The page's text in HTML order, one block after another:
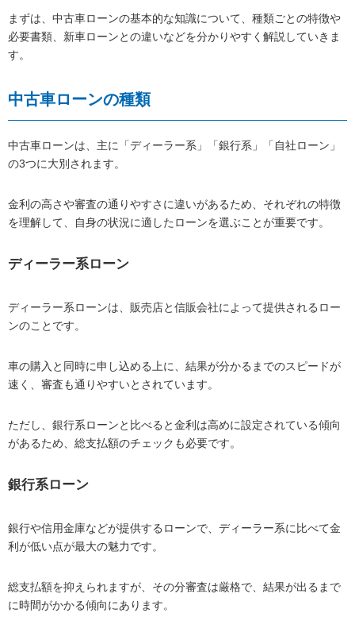
まずは、中古車ローンの基本的な知識について、種類ごとの特徴や
必要書類、新車ローンとの違いなどを分かりやすく解説していきま
す。
中古車ローンの種類
中古車ローンは、主に「ディーラー系」「銀行系」「自社ローン」
の3つに大別されます。
金利の高さや審査の通りやすさに違いがあるため、それぞれの特徴
を理解して、自身の状況に適したローンを選ぶことが重要です。
ディーラー系ローン
ディーラー系ローンは、販売店と信販会社によって提供されるロー
ンのことです。
車の購入と同時に申し込める上に、結果が分かるまでのスピードが
速く、審査も通りやすいとされています。
ただし、銀行系ローンと比べると金利は高めに設定されている傾向
があるため、総支払額のチェックも必要です。
銀行系ローン
銀行や信用金庫などが提供するローンで、ディーラー系に比べて金
利が低い点が最大の魅力です。
総支払額を抑えられますが、その分審査は厳格で、結果が出るまで
に時間がかかる傾向にあります。